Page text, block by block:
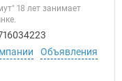
18 лет занимает
Объявления